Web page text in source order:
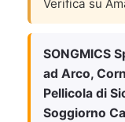
Verifica su
SONGMICS
ad Arco,
Pellicola di
Soggiorno